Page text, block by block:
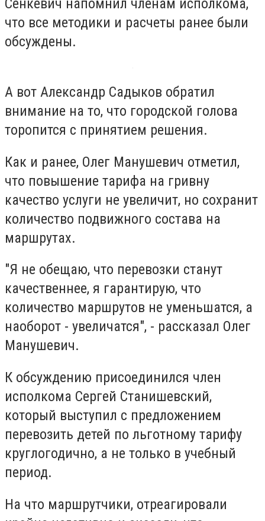
что все методики и расчеты ранее были
обсуждены.
А вот Александр Садыков обратил
внимание на то, что городской голова
торопится с принятием решения.
Как и ранее, Олег Манушевич отметил,
что повышение тарифа на гривну
качество услуги не увеличит, но сохранит
количество подвижного состава на
маршрутах.
"Я не обещаю, что перевозки станут
качественнее, я гарантирую, что
количество маршрутов не уменьшатся, а
наоборот - увеличатся", - рассказал Олег
Манушевич.
К обсуждению присоединился член
исполкома Сергей Станишевский,
который выступил с предложением
перевозить детей по льготному тарифу
круглогодично, а не только в учебный
период.
На что маршрутчики, отреагировали